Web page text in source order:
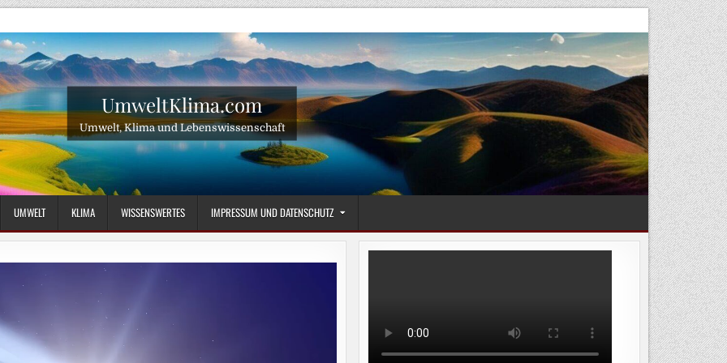
UmweltKlima.com
Umwelt, Klima und Lebenswissenschaft
UMWELT KLIMA WISSENSWERTES IMPRESSUM UND DATENSCHUTZ